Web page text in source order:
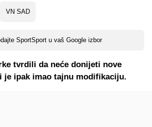
VN SAD
SportSport u vaš Google izbor
tvrdili da neće donijeti nove
je ipak imao tajnu modifikaciju.